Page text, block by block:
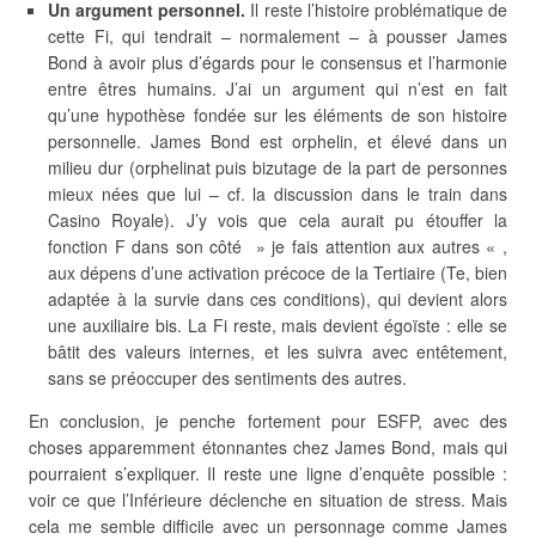
Un argument personnel. Il reste l’histoire problématique de
cette Fi, qui tendrait – normalement – à pousser James
Bond à avoir plus d’égards pour le consensus et l’harmonie
entre êtres humains. J’ai un argument qui n’est en fait
qu’une hypothèse fondée sur les éléments de son histoire
personnelle. James Bond est orphelin, et élevé dans un
milieu dur (orphelinat puis bizutage de la part de personnes
mieux nées que lui – cf. la discussion dans le train dans
Casino Royale). J’y vois que cela aurait pu étouffer la
fonction F dans son côté » je fais attention aux autres « ,
aux dépens d’une activation précoce de la Tertiaire (Te, bien
adaptée à la survie dans ces conditions), qui devient alors
une auxiliaire bis. La Fi reste, mais devient égoïste : elle se
bâtit des valeurs internes, et les suivra avec entêtement,
sans se préoccuper des sentiments des autres.
En conclusion, je penche fortement pour ESFP, avec des
choses apparemment étonnantes chez James Bond, mais qui
pourraient s’expliquer. Il reste une ligne d’enquête possible :
voir ce que l’Inférieure déclenche en situation de stress. Mais
cela me semble difficile avec un personnage comme James